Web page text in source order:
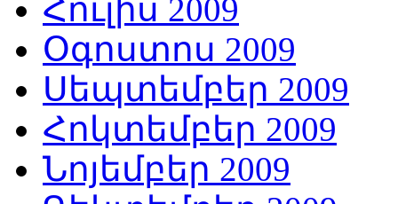
Հուլիս 2009
Օգոստոս 2009
Սեպտեմբեր 2009
Հոկտեմբեր 2009
Նոյեմբեր 2009